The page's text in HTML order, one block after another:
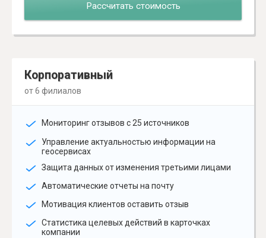
Рассчитать стоимость
Корпоративный
от 6 филиалов
Мониторинг отзывов с 25 источников
Управление актуальностью информации на
геосервисах
Защита данных от изменения третьими лицами
Автоматические отчеты на почту
Мотивация клиентов оставить отзыв
Статистика целевых действий в карточках
компании